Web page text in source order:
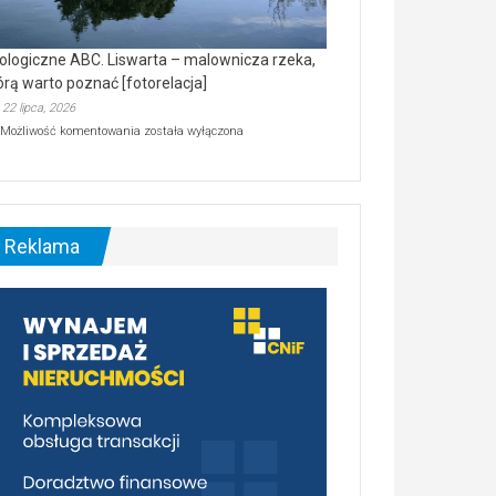
ABC. Liswarta – malownicza rzeka,
warto poznać [fotorelacja]
22 lipca, 2026
Możliwość komentowania Ekologiczne
–
malownicza
[fotorelacja]
została wyłączona
Reklama